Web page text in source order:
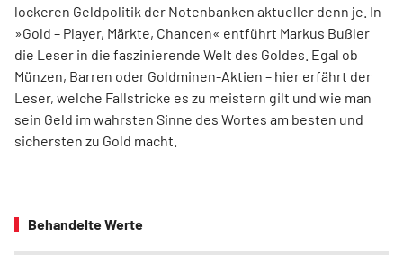
lockeren Geldpolitik der Notenbanken aktueller denn je. In
»Gold – Player, Märkte, Chancen« entführt Markus Bußler
die Leser in die faszinierende Welt des Goldes. Egal ob
Münzen, Barren oder Goldminen-Aktien – hier erfährt der
Leser, welche Fallstricke es zu ­meistern gilt und wie man
sein Geld im wahrsten Sinne des Wortes am besten und
sichersten zu Gold macht.
Behandelte Werte